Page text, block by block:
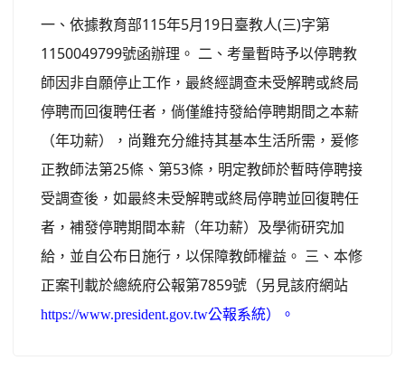
一、依據教育部115年5月19日臺教人(三)字第
1150049799號函辦理。 二、考量暫時予以停聘教
師因非自願停止工作，最終經調查未受解聘或終局
停聘而回復聘任者，倘僅維持發給停聘期間之本薪
（年功薪），尚難充分維持其基本生活所需，爰修
正教師法第25條、第53條，明定教師於暫時停聘接
受調查後，如最終未受解聘或終局停聘並回復聘任
者，補發停聘期間本薪（年功薪）及學術研究加
給，並自公布日施行，以保障教師權益。 三、本修
正案刊載於總統府公報第7859號（另見該府網站
https://www.president.gov.tw公報系統）。